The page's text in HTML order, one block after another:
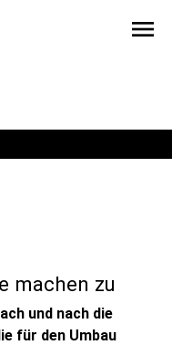
menu
machen zu
und nach die
für den Umbau